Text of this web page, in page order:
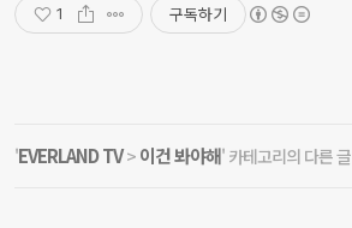
1 구독하기
'EVERLAND TV> 이건 봐야해' 카테고리의 다른 글